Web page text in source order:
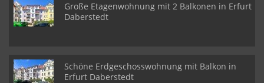
Große Etagenwohnung mit 2 Balkonen in Erfurt
Daberstedt
Schöne Erdgeschosswohnung mit Balkon in
Erfurt Daberstedt